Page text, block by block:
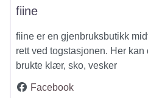
fiine
fiine er en gjenbruksbutikk
rett ved togstasjonen. Her
brukte klær, sko, vesker
Facebook